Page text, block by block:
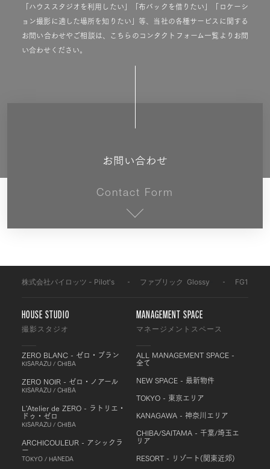
「ハウススタジオを利用したい」「布バックを借りたい」「ロケーシ
ョン撮影に適した場所を知りたい」等、当社の各種サービスに関する
お問い合わせやご相談は、こちらのコンタクトフォーム一覧よりお問
い合わせください。
お問い合わせ
Contact Form
株式会社パイロッツ - Pilot's ファブリック Glossy FG124
HOUSE STUDIO
撮影スタジオ
ZERO BLANC - ゼロ・ブラン
KISARAZU / CHIBA
ZERO NOIR - ゼロ・ノアール
KISARAZU / CHIBA
L'Atelier de ZERO - ラトリエ・
ドゥ・ゼロ
KISARAZU / CHIBA
ARCHICOULEUR - アシックラ
ー
TOKYO / HANEDA
MANAGEMENT SPACE
マネージメントスペース
ALL MANAGEMENT SPACE -
全て
NEW SPACE - 最新物件
TOKYO - 東京エリア
KANAGAWA - 神奈川エリア
CHIBA/SAITAMA - 千葉/埼玉エ
リア
RESORT - リゾート(関東近郊)